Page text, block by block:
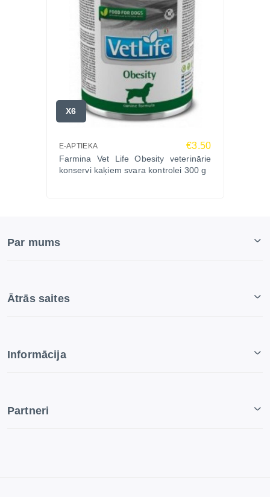
X6
E-APTIEKA €3.50
Farmina Vet Life Obesity veterinārie
konservi kaķiem svara kontrolei 300 g
Par mums
Ātrās saites
Informācija
Partneri